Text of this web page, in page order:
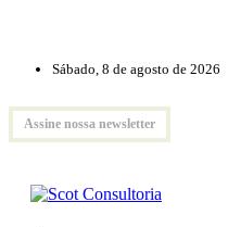
Sábado, 8 de agosto de 2026
Assine nossa newsletter